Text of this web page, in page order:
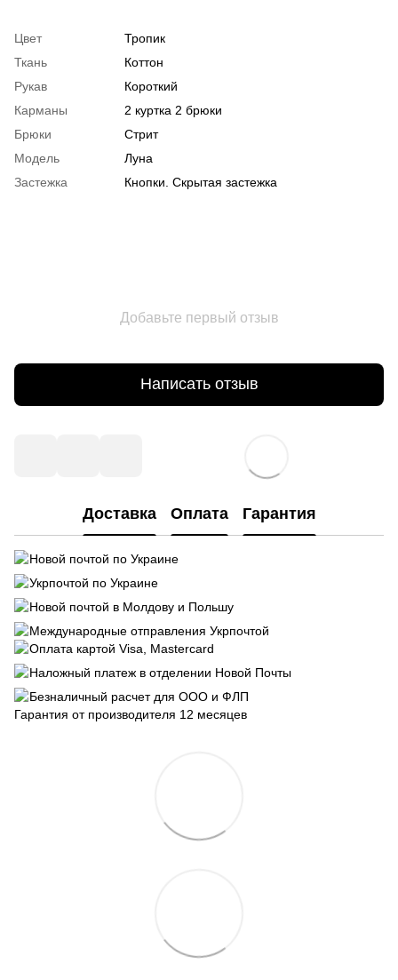
Цвет
Тропик
Ткань
Коттон
Рукав
Короткий
Карманы
2 куртка 2 брюки
Брюки
Стрит
Модель
Луна
Застежка
Кнопки. Скрытая застежка
Добавьте первый отзыв
Написать отзыв
Доставка Оплата Гарантия
Новой почтой по Украине
Укрпочтой по Украине
Новой почтой в Молдову и Польшу
Международные отправления Укрпочтой
Оплата картой Visa, Mastercard
Наложный платеж в отделении Новой Почты
Безналичный расчет для ООО и ФЛП
Гарантия от производителя 12 месяцев